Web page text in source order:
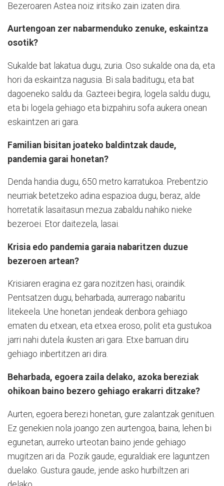
Bezeroaren Astea noiz iritsiko zain izaten dira.
Aurtengoan zer nabarmenduko zenuke, eskaintza
osotik?
Sukalde bat lakatua dugu, zuria. Oso sukalde ona da, eta
hori da eskaintza nagusia. Bi sala baditugu, eta bat
dagoeneko saldu da. Gazteei begira, logela saldu dugu,
eta bi logela gehiago eta bizpahiru sofa aukera onean
eskaintzen ari gara.
Familian bisitan joateko baldintzak daude,
pandemia garai honetan?
Denda handia dugu, 650 metro karratukoa. Prebentzio
neurriak betetzeko adina espazioa dugu, beraz, alde
horretatik lasaitasun mezua zabaldu nahiko nieke
bezeroei. Etor daitezela, lasai.
Krisia edo pandemia garaia nabaritzen duzue
bezeroen artean?
Krisiaren eragina ez gara nozitzen hasi, oraindik.
Pentsatzen dugu, beharbada, aurrerago nabaritu
litekeela. Une honetan jendeak denbora gehiago
ematen du etxean, eta etxea eroso, polit eta gustukoa
jarri nahi dutela ikusten ari gara. Etxe barruan diru
gehiago inbertitzen ari dira.
Beharbada, egoera zaila delako, azoka bereziak
ohikoan baino bezero gehiago erakarri ditzake?
Aurten, egoera berezi honetan, gure zalantzak genituen.
Ez genekien nola joango zen aurtengoa, baina, lehen bi
egunetan, aurreko urteotan baino jende gehiago
mugitzen ari da. Pozik gaude, eguraldiak ere laguntzen
duelako. Gustura gaude, jende asko hurbiltzen ari